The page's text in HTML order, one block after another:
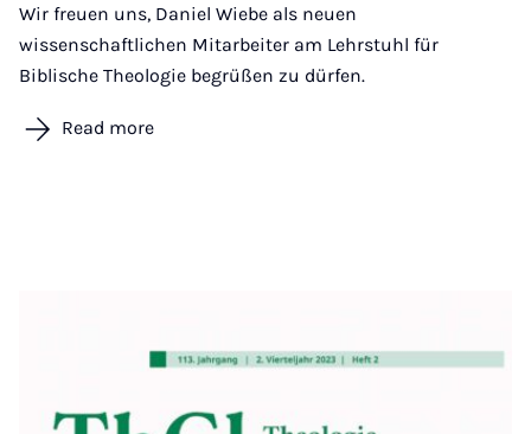
Wir freuen uns, Daniel Wiebe als neuen
wissenschaftlichen Mitarbeiter am Lehrstuhl für
Biblische Theologie begrüßen zu dürfen.
Read more